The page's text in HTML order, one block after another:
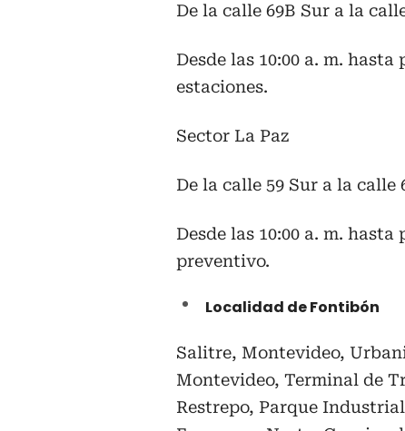
De la calle 69B Sur a la
Desde las 10:00 a. m.
estaciones.
Sector La Paz
De la calle 59 Sur a la calle
Desde las 10:00 a. m.
preventivo.
Localidad de Fontibón
Salitre, Montevideo,
Montevideo, Terminal de
Restrepo, Parque